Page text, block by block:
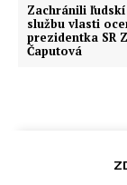
Zachránili
službu vlasti
prezidentka SR
Čaputová